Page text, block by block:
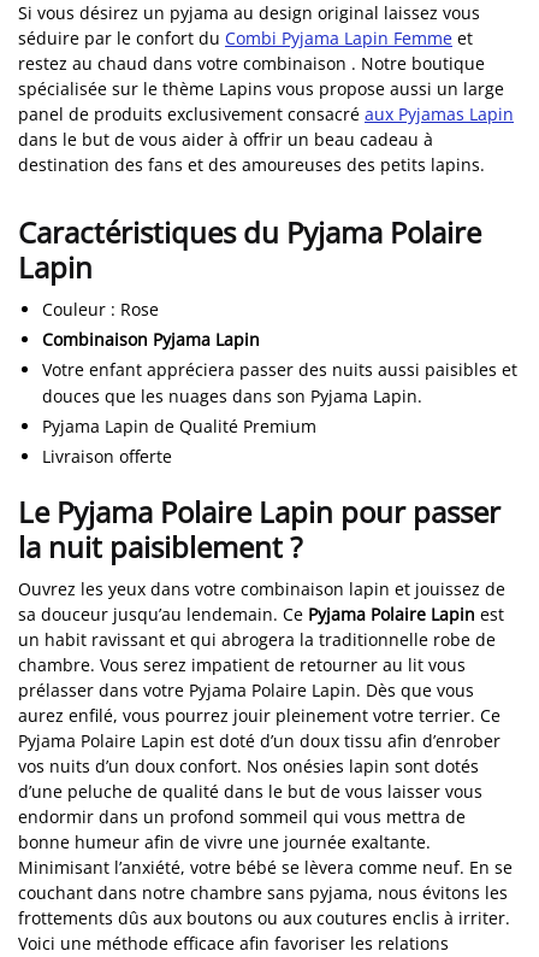
Si vous désirez un pyjama au design original laissez vous
séduire par le confort du Combi Pyjama Lapin Femme et
restez au chaud dans votre combinaison . Notre boutique
spécialisée sur le thème Lapins vous propose aussi un large
panel de produits exclusivement consacré aux Pyjamas Lapin
dans le but de vous aider à offrir un beau cadeau à
destination des fans et des amoureuses des petits lapins.
Caractéristiques du Pyjama Polaire
Lapin
Couleur : Rose
Combinaison Pyjama Lapin
Votre enfant appréciera passer des nuits aussi paisibles et
douces que les nuages dans son Pyjama Lapin.
Pyjama Lapin de Qualité Premium
Livraison offerte
Le Pyjama Polaire Lapin pour passer
la nuit paisiblement ?
Ouvrez les yeux dans votre combinaison lapin et jouissez de
sa douceur jusqu’au lendemain. Ce Pyjama Polaire Lapin est
un habit ravissant et qui abrogera la traditionnelle robe de
chambre. Vous serez impatient de retourner au lit vous
prélasser dans votre Pyjama Polaire Lapin. Dès que vous
aurez enfilé, vous pourrez jouir pleinement votre terrier. Ce
Pyjama Polaire Lapin est doté d’un doux tissu afin d’enrober
vos nuits d’un doux confort. Nos onésies lapin sont dotés
d’une peluche de qualité dans le but de vous laisser vous
endormir dans un profond sommeil qui vous mettra de
bonne humeur afin de vivre une journée exaltante.
Minimisant l’anxiété, votre bébé se lèvera comme neuf. En se
couchant dans notre chambre sans pyjama, nous évitons les
frottements dûs aux boutons ou aux coutures enclis à irriter.
Voici une méthode efficace afin favoriser les relations